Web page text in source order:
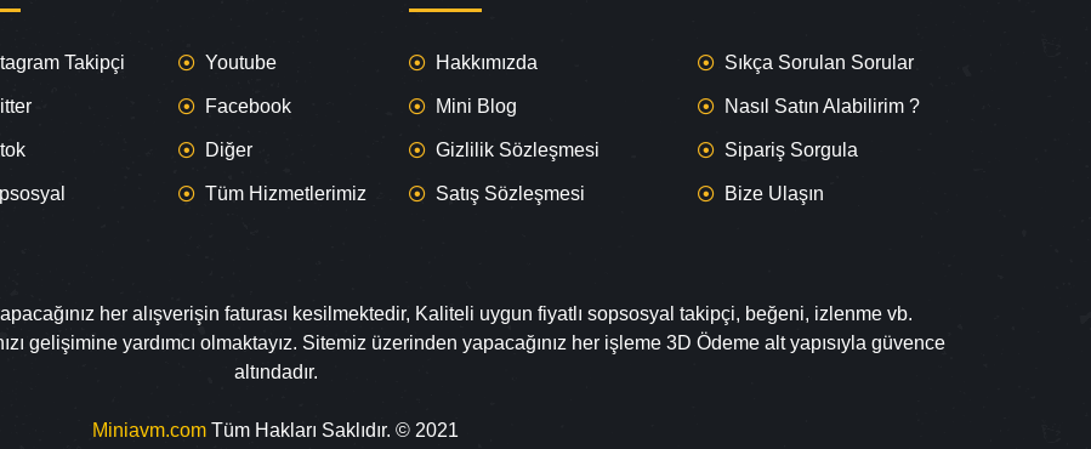
Takipçi Youtube
Facebook
Diğer
Tüm Hizmetlerimiz
Hakkımızda
Mini Blog
Gizlilik Sözleşmesi
Satış Sözleşmesi
Sıkça Sorulan Sorular
Nasıl Satın Alabilirim ?
Sipariş Sorgula
Bize Ulaşın
her alışverişin faturası kesilmektedir, Kaliteli uygun fiyatlı sopsosyal takipçi, beğeni, izlenme vb.
gelişimine yardımcı olmaktayız. Sitemiz üzerinden yapacağınız her işleme 3D Ödeme alt yapısıyla güvence
altındadır.
Miniavm.com Tüm Hakları Saklıdır. © 2021